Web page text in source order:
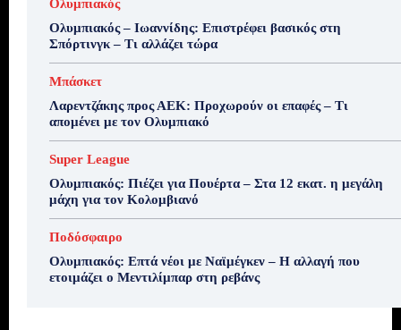
Ολυμπιακός
Ολυμπιακός – Ιωαννίδης: Επιστρέφει βασικός στη
Σπόρτινγκ – Τι αλλάζει τώρα
Μπάσκετ
Λαρεντζάκης προς ΑΕΚ: Προχωρούν οι επαφές – Τι
απομένει με τον Ολυμπιακό
Super League
Ολυμπιακός: Πιέζει για Πουέρτα – Στα 12 εκατ. η μεγάλη
μάχη για τον Κολομβιανό
Ποδόσφαιρο
Ολυμπιακός: Επτά νέοι με Ναϊμέγκεν – Η αλλαγή που
ετοιμάζει ο Μεντιλίμπαρ στη ρεβάνς